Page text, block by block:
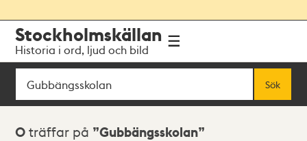
navigationen
huvudinnehållet
Stockholmskällan
Historia i ord, ljud och bild
Sök
Sök
Sökresultat
0 träffar på Gubbängsskolan